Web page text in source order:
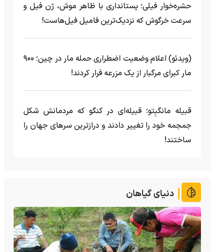
حشره‌خوار فیلی؛ پستانداری با ظاهر موش، ژن فیل و
سرعت خرگوش که نزدیک‌ترین فامیل فیل‌هاست!
(ویدئو) اعلام وضعیت اضطراری حمله مار‌ در چین؛ ۹۰۰
مار کبرای مرگبار از یک مزرعه‌ فرار کردند!
قبیله مانگبِتو؛ قبیله‌ای در کنگو که مردمانش شکل
جمجمه خود را تغییر دادند و درازترین سرهای جهان را
ساختند!
دنیای گیاهان